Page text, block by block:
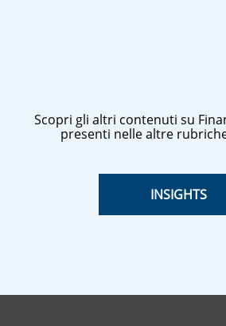
Scopri gli altri contenuti su
presenti nelle altre
INSIGHTS